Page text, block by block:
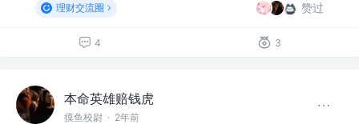
理财交流圈 赞过
4 3
本命英雄赔钱虎
摸鱼校尉 · 2年前